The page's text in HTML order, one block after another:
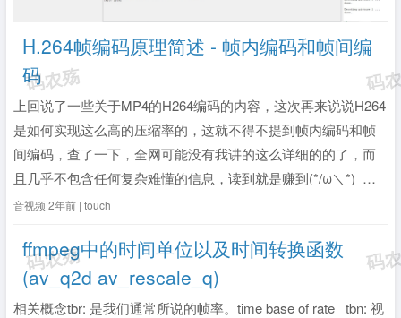
H.264帧编码原理简述 - 帧内编码和帧间编
码
上回说了一些关于MP4的H264编码的内容，这次再来说说H264
是如何实现这么高的压缩率的，这就不得不提到帧内编码和帧
间编码，查了一下，全网可能没有我讲的这么详细的的了，而
且几乎不包含任何复杂难懂的信息，读到就是赚到(*/ω＼*) 帧
内预测（intra-prediction）帧内预测（Intra-prediction）是视频
音视频 2年前 | touch
ffmpeg中的时间单位以及时间转换函数
(av_q2d av_rescale_q)
相关概念tbr: 是我们通常所说的帧率。time base of rate tbn: 视